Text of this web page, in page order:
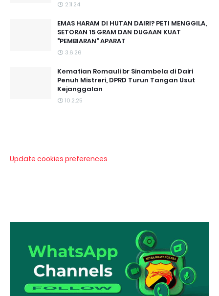
2.11.24
EMAS HARAM DI HUTAN DAIRI? PETI MENGGILA,
SETORAN 15 GRAM DAN DUGAAN KUAT
"PEMBIARAN" APARAT
3.6.26
Kematian Romauli br Sinambela di Dairi
Penuh Mistreri, DPRD Turun Tangan Usut
Kejanggalan
10.2.25
Update cookies preferences